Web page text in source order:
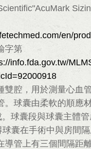
en/
字第
info.fda.gov.tw/
雙腔，用於測量心血
。球囊由柔軟的順應
球囊段與球囊主體
囊在手術中與房間
導管上有三個間隔距